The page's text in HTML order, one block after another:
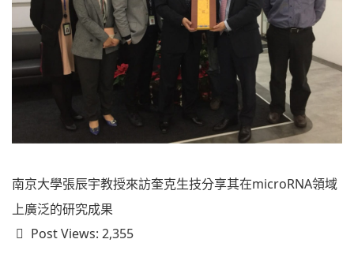
南京大學張辰宇教授來訪奎克生技分享其在microRNA領域
上廣泛的研究成果
Post Views: 2,355